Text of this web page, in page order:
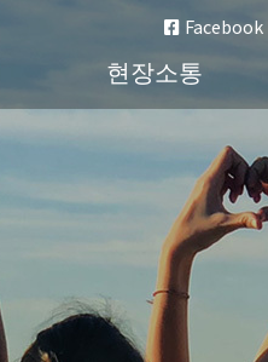
Facebook
현장소통